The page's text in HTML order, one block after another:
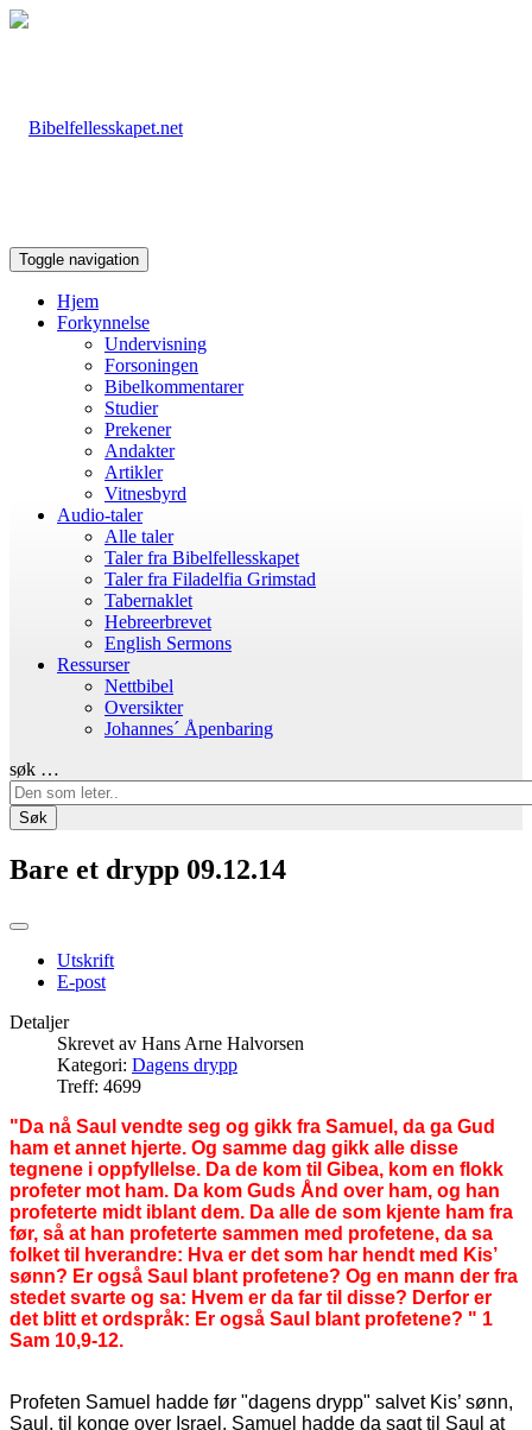
Toggle navigation
Hjem
Forkynnelse
Undervisning
Forsoningen
Bibelkommentarer
Studier
Prekener
Andakter
Artikler
Vitnesbyrd
Audio-taler
Alle taler
Taler fra Bibelfellesskapet
Taler fra Filadelfia Grimstad
Tabernaklet
Hebreerbrevet
English Sermons
Ressurser
Nettbibel
Oversikter
Johannes´ Åpenbaring
søk …
Søk
Bare et drypp 09.12.14
Utskrift
E-post
Detaljer
Skrevet av Hans Arne Halvorsen
Kategori: Dagens drypp
Treff: 4699
"Da nå Saul vendte seg og gikk fra Samuel, da ga Gud
ham et annet hjerte. Og samme dag gikk alle disse
tegnene i oppfyllelse. Da de kom til Gibea, kom en flokk
profeter mot ham. Da kom Guds Ånd over ham, og han
profeterte midt iblant dem. Da alle de som kjente ham fra
før, så at han profeterte sammen med profetene, da sa
folket til hverandre: Hva er det som har hendt med Kis’
sønn? Er også Saul blant profetene? Og en mann der fra
stedet svarte og sa: Hvem er da far til disse? Derfor er
det blitt et ordspråk: Er også Saul blant profetene? " 1
Sam 10,9-12.
Profeten Samuel hadde før "dagens drypp" salvet Kis’ sønn,
Saul, til konge over Israel. Samuel hadde da sagt til Saul at